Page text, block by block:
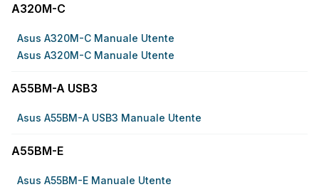
A320M-C
Asus A320M-C Manuale Utente
Asus A320M-C Manuale Utente
A55BM-A USB3
Asus A55BM-A USB3 Manuale Utente
A55BM-E
Asus A55BM-E Manuale Utente